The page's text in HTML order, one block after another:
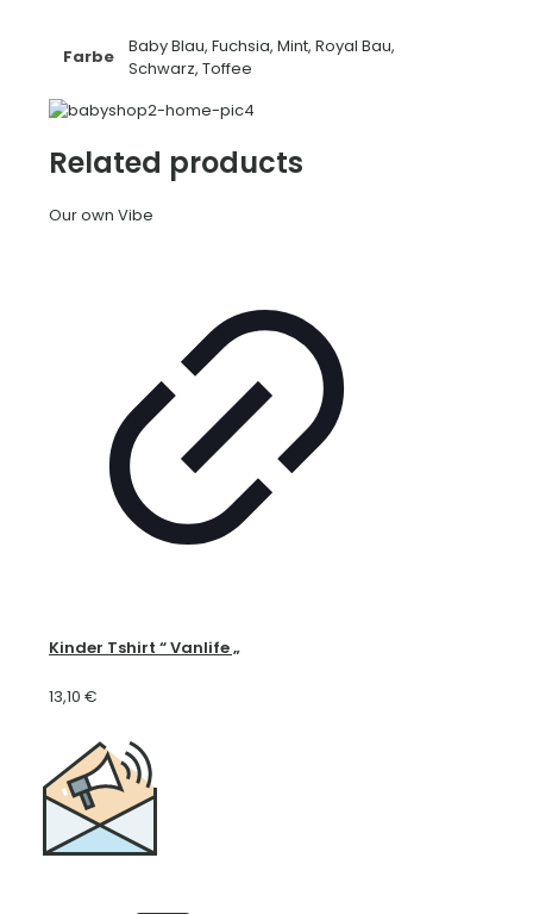
Farbe
Baby Blau, Fuchsia, Mint, Royal Bau,
Schwarz, Toffee
Related products
Our own Vibe
Kinder Tshirt “ Vanlife „
13,10 €